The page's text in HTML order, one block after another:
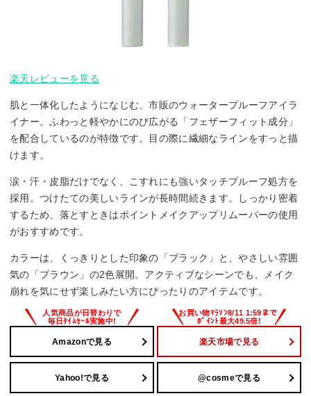
楽天レビューを見る
肌と一体化したようになじむ、市販のウォータープルーフアイラ
イナー。ふわっと軽やかにのび広がる「フェザーフィット成分」
を配合しているのが特徴です。目の際に繊細なラインをすっと描
けます。
涙・汗・皮脂だけでなく、こすれにも強いタッチプルーフ処方を
採用。つけたての美しいラインが長時間続きます。しっかり密着
するため、落とすときはポイントメイクアップリムーバーの使用
がおすすめです。
カラーは、くっきりとした印象の「ブラック」と、やさしい雰囲
気の「ブラウン」の2色展開。アクティブなシーンでも、メイク
崩れを気にせず楽しみたい方にぴったりのアイテムです。
Amazonで見る 楽天市場で見る
Yahoo!で見る @cosmeで見る